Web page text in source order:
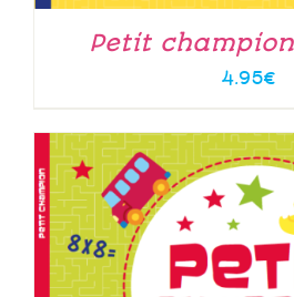
Petit
4.95€